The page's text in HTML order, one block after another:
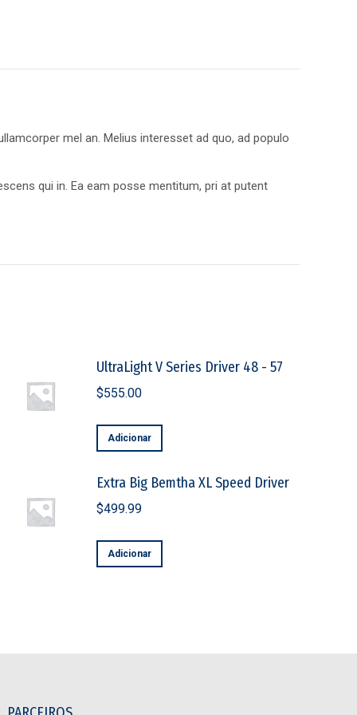
mel an. Melius interesset ad quo, ad populo
qui in. Ea eam posse mentitum, pri at putent
UltraLight V Series Driver 48 - 57
$555.00
Adicionar
Extra Big Bemtha XL Speed Driver
$499.99
Adicionar